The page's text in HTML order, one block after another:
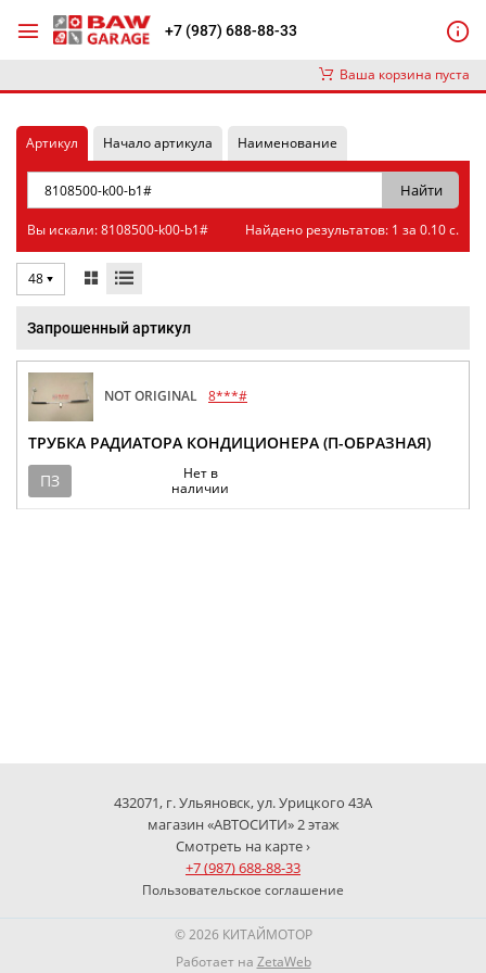
+7 (987) 688-88-33
Ваша корзина пуста
Артикул Начало артикула Наименование
Вы искали: 8108500-k00-b1# Найдено результатов: 1 за 0.10 с.
48
Запрошенный артикул
NOT ORIGINAL 8***#
ТРУБКА РАДИАТОРА КОНДИЦИОНЕРА (П-ОБРАЗНАЯ)
ПЗ
Нет в
наличии
432071, г. Ульяновск, ул. Урицкого 43А
магазин «АВТОСИТИ» 2 этаж
Смотреть на карте ›
+7 (987) 688-88-33
Пользовательское соглашение
© 2026 КИТАЙМОТОР
Работает на ZetaWeb